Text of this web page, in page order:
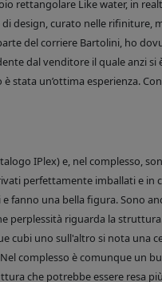
rettangolare Like water, in
design, curato nelle rifiniture,
del corriere Bartolini, ho
dal venditore il quale anzi
stata un’ottima esperienza.
IPlex) e, nel complesso,
perfettamente imballati e in
fanno una bella figura. Sono
perplessità riguarda la
cubi uno sull'altro si nota una
complesso è comunque un
che potrebbe essere resa